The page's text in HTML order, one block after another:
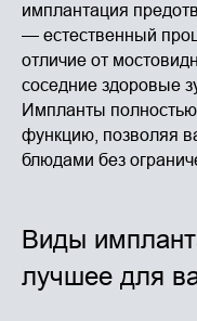
имплантация
— естественный
отличие от
соседние здоровые
Импланты
функцию, позволяя
блюдами без
Виды
лучшее для